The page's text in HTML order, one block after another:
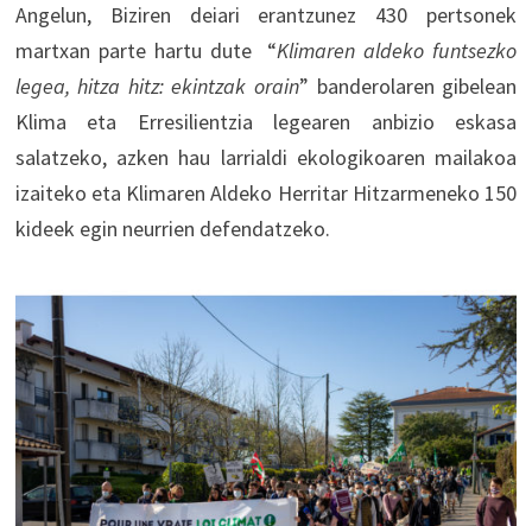
Angelun, Biziren deiari erantzunez 430 pertsonek
martxan parte hartu dute “Klimaren aldeko funtsezko
legea, hitza hitz: ekintzak orain” banderolaren gibelean
Klima eta Erresilientzia legearen anbizio eskasa
salatzeko, azken hau larrialdi ekologikoaren mailakoa
izaiteko eta Klimaren Aldeko Herritar Hitzarmeneko 150
kideek egin neurrien defendatzeko.